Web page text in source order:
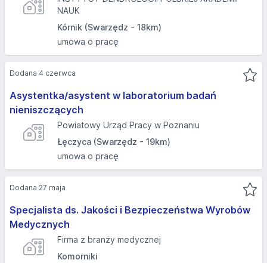
NAUK
Kórnik (Swarzędz - 18km)
umowa o pracę
Asystentka/asystent w laboratorium badań
nieniszczących
Powiatowy Urząd Pracy w Poznaniu
Łęczyca (Swarzędz - 19km)
umowa o pracę
Dodana 4 czerwca
Specjalista ds. Jakości i Bezpieczeństwa Wyrobów
Medycznych
Firma z branży medycznej
Komorniki
Dodana 27 maja